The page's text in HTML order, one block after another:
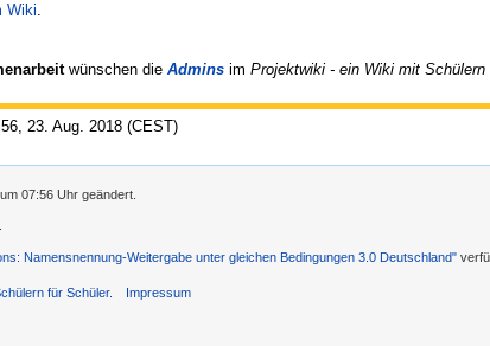
Wiki.
wünschen die Adminsim Projektwiki - ein Wiki mit Schülern
23. Aug. 2018 (CEST)
07:56 Uhr geändert.
Namensnennung-Weitergabe unter gleichen Bedingungen 3.0 Deutschland"
für Schüler. Impressum